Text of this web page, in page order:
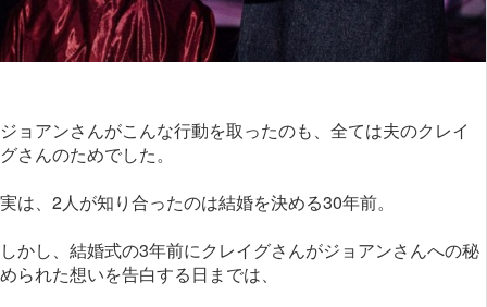
ジョアンさんがこんな行動を取ったのも、全ては夫のクレイ
グさんのためでした。
実は、2人が知り合ったのは結婚を決める30年前。
しかし、結婚式の3年前にクレイグさんがジョアンさんへの秘
められた想いを告白する日までは、